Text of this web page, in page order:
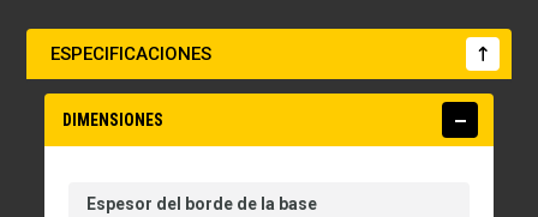
ESPECIFICACIONES
DIMENSIONES
Espesor del borde de la base